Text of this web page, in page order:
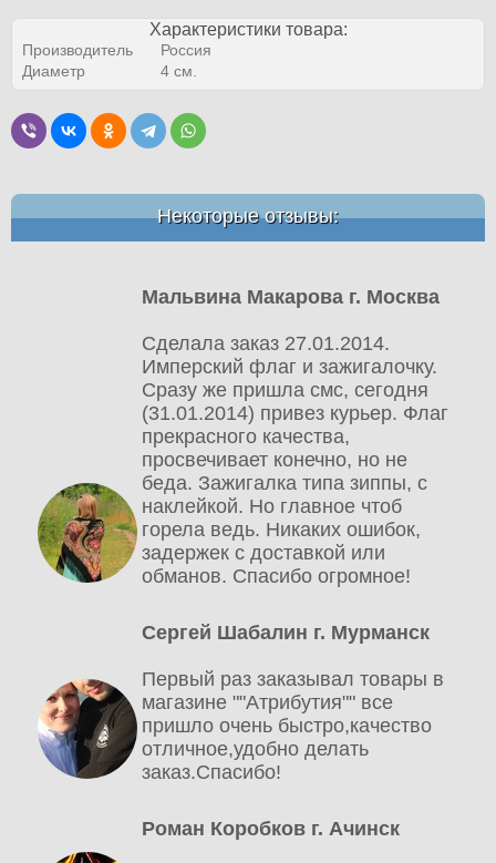
Характеристики товара:
Производитель
Россия
Диаметр
4 см.
Некоторые отзывы:
Мальвина Макарова г. Москва
Сделала заказ 27.01.2014.
Имперский флаг и зажигалочку.
Сразу же пришла смс, сегодня
(31.01.2014) привез курьер. Флаг
прекрасного качества,
просвечивает конечно, но не
беда. Зажигалка типа зиппы, с
наклейкой. Но главное чтоб
горела ведь. Никаких ошибок,
задержек с доставкой или
обманов. Спасибо огромное!
Сергей Шабалин г. Мурманск
Первый раз заказывал товары в
магазине ""Атрибутия"" все
пришло очень быстро,качество
отличное,удобно делать
заказ.Спасибо!
Роман Коробков г. Ачинск